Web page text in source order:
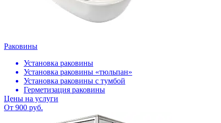
Раковины
Установка раковины
Установка раковины «тюльпан»
Установка раковины с тумбой
Герметизация раковины
Цены на услуги
От 900 руб.